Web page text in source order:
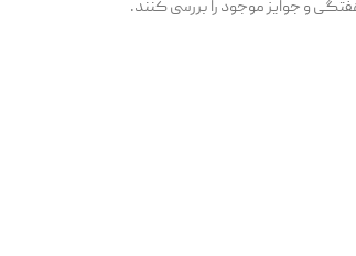
و جوایز موجود را بررسی کنند.